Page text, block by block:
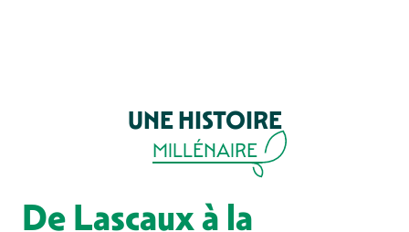
UNE HISTOIRE
MILLÉNAIRE
De Lascaux à la